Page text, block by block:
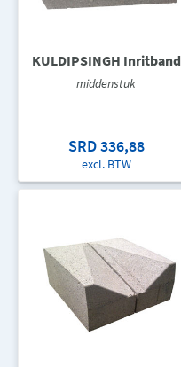
KULDIPSINGH Inritband
middenstuk
SRD 336,88
excl. BTW